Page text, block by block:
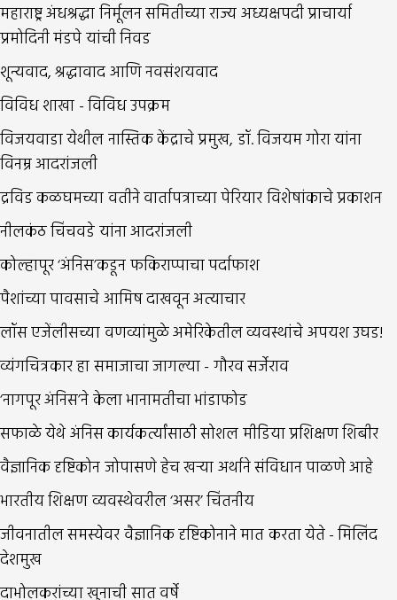
महाराष्ट्र अंधश्रद्धा निर्मूलन समितीच्या राज्य अध्यक्षपदी प्राचार्या
प्रमोदिनी मंडपे यांची निवड
शून्यवाद, श्रद्धावाद आणि नवसंशयवाद
विविध शाखा - विविध उपक्रम
विजयवाडा येथील नास्तिक केंद्राचे प्रमुख, डॉ. विजयम गोरा यांना
विनम्र आदरांजली
द्रविड कळघमच्या वतीने वार्तापत्राच्या पेरियार विशेषांकाचे प्रकाशन
नीलकंठ चिंचवडे यांना आदरांजली
कोल्हापूर ‘अंनिस’कडून फकिराप्पाचा पर्दाफाश
पैशांच्या पावसाचे आमिष दाखवून अत्याचार
लॉस एजेंलीसच्या वणव्यांमुळे अमेरिकेतील व्यवस्थांचे अपयश उघड!
व्यंगचित्रकार हा समाजाचा जागल्या - गौरव सर्जेराव
‘नागपूर अंनिस’ने केला भानामतीचा भांडाफोड
सफाळे येथे अंनिस कार्यकर्त्यांसाठी सोशल मीडिया प्रशिक्षण शिबीर
वैज्ञानिक दृष्टिकोन जोपासणे हेच खर्‍या अर्थाने संविधान पाळणे आहे
भारतीय शिक्षण व्यवस्थेवरील ‘असर’ चिंतनीय
जीवनातील समस्येवर वैज्ञानिक दृष्टिकोनाने मात करता येते - मिलिंद
देशमुख
दाभोलकरांच्या खुनाची सात वर्षे